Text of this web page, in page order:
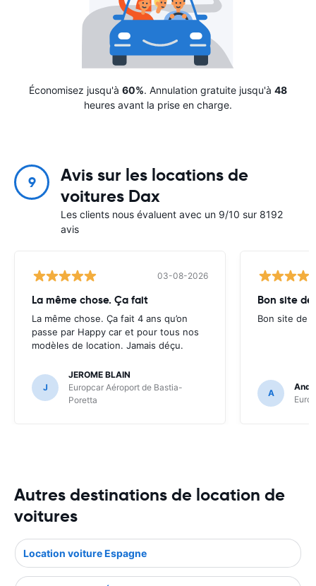
Économisez jusqu'à 60%. Annulation gratuite jusqu'à 48
heures avant la prise en charge.
9
Avis sur les locations de
voitures Dax
Les clients nous évaluent avec un 9/10 sur 8192
avis
03-08-2026
La même chose. Ça fait
La même chose. Ça fait 4 ans qu’on
passe par Happy car et pour tous nos
modèles de location. Jamais déçu.
J
JEROME BLAIN
Europcar Aéroport de Bastia-
Poretta
Bon site
Bon site de
A
Autres destinations de location de
voitures
Location voiture Espagne